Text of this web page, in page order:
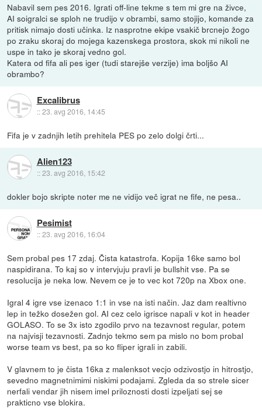
Nabavil sem pes 2016. Igrati off-line tekme s tem mi gre na živce,
AI soigralci se sploh ne trudijo v obrambi, samo stojijo, komande za
pritisk nimajo dosti učinka. Iz nasprotne ekipe vsakič brcnejo žogo
po zraku skoraj do mojega kazenskega prostora, skok mi nikoli ne
uspe in tako je skoraj vedno gol.
Katera od fifa ali pes iger (tudi starejše verzije) ima boljšo AI
obrambo?
Excalibrus
::23. avg 2016, 14:45
Fifa je v zadnjih letih prehitela PES po zelo dolgi črti...
Alien123
::23. avg 2016, 15:42
dokler bojo skripte noter me ne vidijo več igrat ne fife, ne pesa..
Pesimist
::23. avg 2016, 16:04
Sem probal pes 17 zdaj. Čista katastrofa. Kopija 16ke samo bol
naspidirana. To kaj so v intervjuju pravli je bullshit vse. Pa se
resolucija je neka low. Nevem ce je to vec kot 720p na Xbox one.
Igral 4 igre vse izenaco 1:1 in vse na isti način. Jaz dam realtivno
lep in težko dosežen gol. AI cez celo igrisce napali v kot in header
GOLASO. To se 3x isto zgodilo prvo na tezavnost regular, potem
na najvisji tezavnosti. Zadnjo tekmo sem pa mislo no bom probal
worse team vs best, pa so ko fliper igrali in zabili.
V glavnem to je čista 16ka z malenksot vecjo odzivostjo in hitrostjo,
sevedno magnetnimimi niskimi podajami. Zgleda da so strele sicer
nerfali vendar jih nisem imel priloznosti dosti izpeljati sej se
prakticno vse blokira.